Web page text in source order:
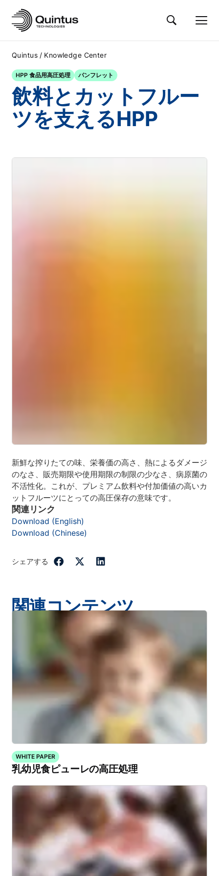
Quintus / Knowledge Center
HPP 食品用高圧処理 パンフレット
飲料とカットフルー
ツを支えるHPP
新鮮な搾りたての味、栄養価の高さ、熱によるダメージ
のなさ、販売期限や使用期限の制限の少なさ、病原菌の
不活性化。これが、プレミアム飲料や付加価値の高いカ
ットフルーツにとっての高圧保存の意味です。
関連リンク
Download (English)
Download (Chinese)
シェアする
関連コンテンツ
WHITE PAPER
乳幼児食ピューレの高圧処理